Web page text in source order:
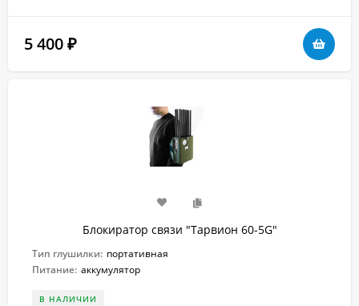
5 400 ₽
Блокиратор связи "Тарвион 60-5G"
Тип глушилки: портативная
Питание: аккумулятор
В НАЛИЧИИ